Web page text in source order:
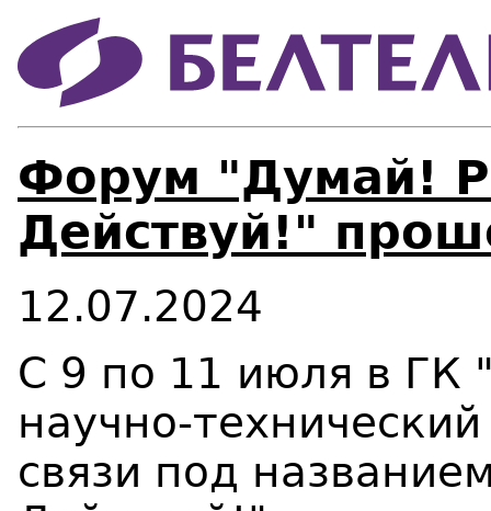
Форум "Думай!
Действуй!"
12.07.2024
С 9 по 11 июля в ГК
научно-
связи под